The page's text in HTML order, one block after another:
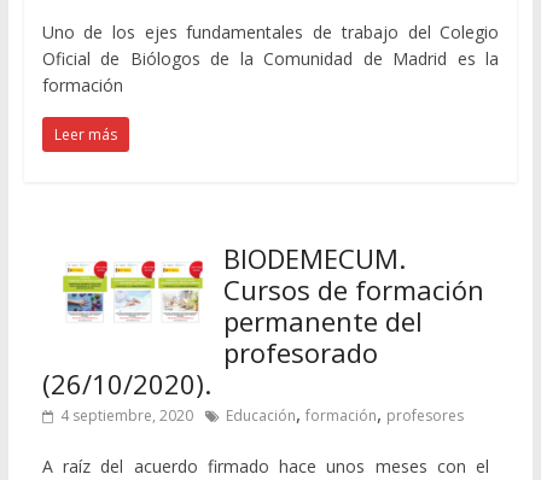
Uno de los ejes fundamentales de trabajo del Colegio
Oficial de Biólogos de la Comunidad de Madrid es la
formación
Leer más
BIODEMECUM.
Cursos de formación
permanente del
profesorado
(26/10/2020).
4 septiembre, 2020 Educación, formación, profesores
A raíz del acuerdo firmado hace unos meses con el